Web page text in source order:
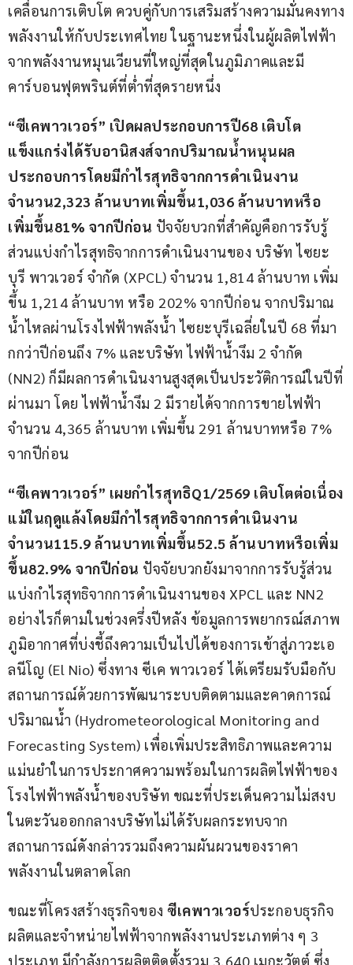
เคลื่อนการเติบโต ควบคู่กับการเสริมสร้างความมั่นคงทาง
พลังงานให้กับประเทศไทย ในฐานะหนึ่งในผู้ผลิตไฟฟ้า
จากพลังงานหมุนเวียนที่ใหญ่ที่สุดในภูมิภาคและมี
คาร์บอนฟุตพรินต์ที่ต่ำที่สุดรายหนึ่ง
“ซีเคพาวเวอร์” เปิดผลประกอบการปี68 เติบโต
แข็งแกร่งได้รับอานิสงส์จากปริมาณน้ำหนุนผล
ประกอบการโดยมีกำไรสุทธิจากการดำเนินงาน
จำนวน2,323 ล้านบาทเพิ่มขึ้น1,036 ล้านบาทหรือ
เพิ่มขึ้น81% จากปีก่อน ปัจจัยบวกที่สำคัญคือการรับรู้
ส่วนแบ่งกำไรสุทธิจากการดำเนินงานของ บริษัท ไซยะ
บุรี พาวเวอร์ จำกัด (XPCL) จำนวน 1,814 ล้านบาท เพิ่ม
ขึ้น 1,214 ล้านบาท หรือ 202% จากปีก่อน จากปริมาณ
น้ำไหลผ่านโรงไฟฟ้าพลังน้ำ ไซยะบุรีเฉลี่ยในปี 68 ที่มา
กกว่าปีก่อนถึง 7% และบริษัท ไฟฟ้าน้ำงึม 2 จำกัด
(NN2) ก็มีผลการดำเนินงานสูงสุดเป็นประวัติการณ์ในปีที่
ผ่านมา โดย ไฟฟ้าน้ำงึม 2 มีรายได้จากการขายไฟฟ้า
จำนวน 4,365 ล้านบาท เพิ่มขึ้น 291 ล้านบาทหรือ 7%
จากปีก่อน
“ซีเคพาวเวอร์” เผยกำไรสุทธิQ1/2569 เติบโตต่อเนื่อง
แม้ในฤดูแล้งโดยมีกำไรสุทธิจากการดำเนินงาน
จำนวน115.9 ล้านบาทเพิ่มขึ้น52.5 ล้านบาทหรือเพิ่ม
ขึ้น82.9% จากปีก่อน ปัจจัยบวกยังมาจากการรับรู้ส่วน
แบ่งกำไรสุทธิจากการดำเนินงานของ XPCL และ NN2
อย่างไรก็ตามในช่วงครึ่งปีหลัง ข้อมูลการพยากรณ์สภาพ
ภูมิอากาศที่บ่งชี้ถึงความเป็นไปได้ของการเข้าสู่ภาวะเอ
ลนีโญ (El Nio) ซึ่งทาง ซีเค พาวเวอร์ ได้เตรียมรับมือกับ
สถานการณ์ด้วยการพัฒนาระบบติดตามและคาดการณ์
ปริมาณน้ำ (Hydrometeorological Monitoring and
Forecasting System) เพื่อเพิ่มประสิทธิภาพและความ
แม่นยำในการประกาศความพร้อมในการผลิตไฟฟ้าของ
โรงไฟฟ้าพลังน้ำของบริษัท ขณะที่ประเด็นความไม่สงบ
ในตะวันออกกลางบริษัทไม่ได้รับผลกระทบจาก
สถานการณ์ดังกล่าวรวมถึงความผันผวนของราคา
พลังงานในตลาดโลก
ขณะที่โครงสร้างธุรกิจของ ซีเคพาวเวอร์ประกอบธุรกิจ
ผลิตและจำหน่ายไฟฟ้าจากพลังงานประเภทต่าง ๆ 3
ประเภท มีกำลังการผลิตติดตั้งรวม 3,640 เมกะวัตต์ ซึ่ง